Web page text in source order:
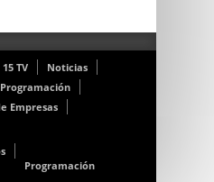
TV
Noticias
Programación
Empresas
Programación